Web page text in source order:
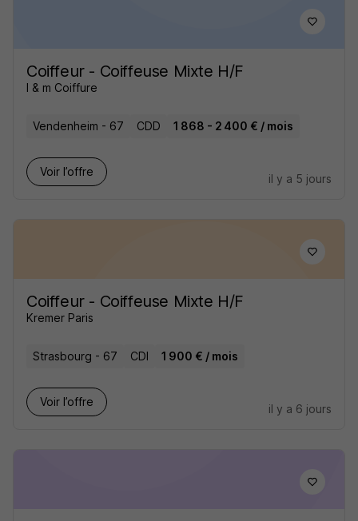
Coiffeur - Coiffeuse Mixte H/F
l & m Coiffure
Vendenheim - 67 CDD 1 868 - 2 400 € / mois
Voir l’offre
il y a 5 jours
Coiffeur - Coiffeuse Mixte H/F
Kremer Paris
Strasbourg - 67 CDI 1 900 € / mois
Voir l’offre
il y a 6 jours